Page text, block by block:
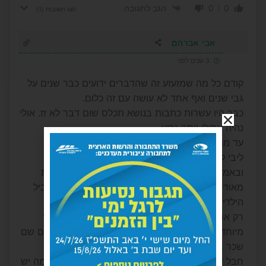
הצג תשובות
אבי אברהם
קודם כל מה שמזעזע זה שהדברים ידועים כבר שנים על
גבי שנים ואף אחד לא עושה עם זה כלום.
כבר היו עשרות כתבות בנושא תכלס שום דבר לא זז. אולי
נהיה אפילו יותר גרוע
עד מתי ימשיך החגיגה הזו?
ליבי ליבי על הגננות לא מקנא בהם
ובאמת שמגיע להם את כל הערכה שבעולם. עובדות
מאוד קשה נותנות את הזמן המשפחה והנשמה בשביל
הילדים ומה שהם מקבלות זה פשוט בושה וחרפה.
רק אחרי 120 כנראה נזכה לראות בעולם הבא מדור
מיוחד של מנהלי מוסדות שהתעללו בגננות ויתנו להם שם
שכר באותה מידה שהם נתנו פה בעולם הזה.
חבל שככה הגופים מתנהלים ואחר כך מתפלאים למה יש